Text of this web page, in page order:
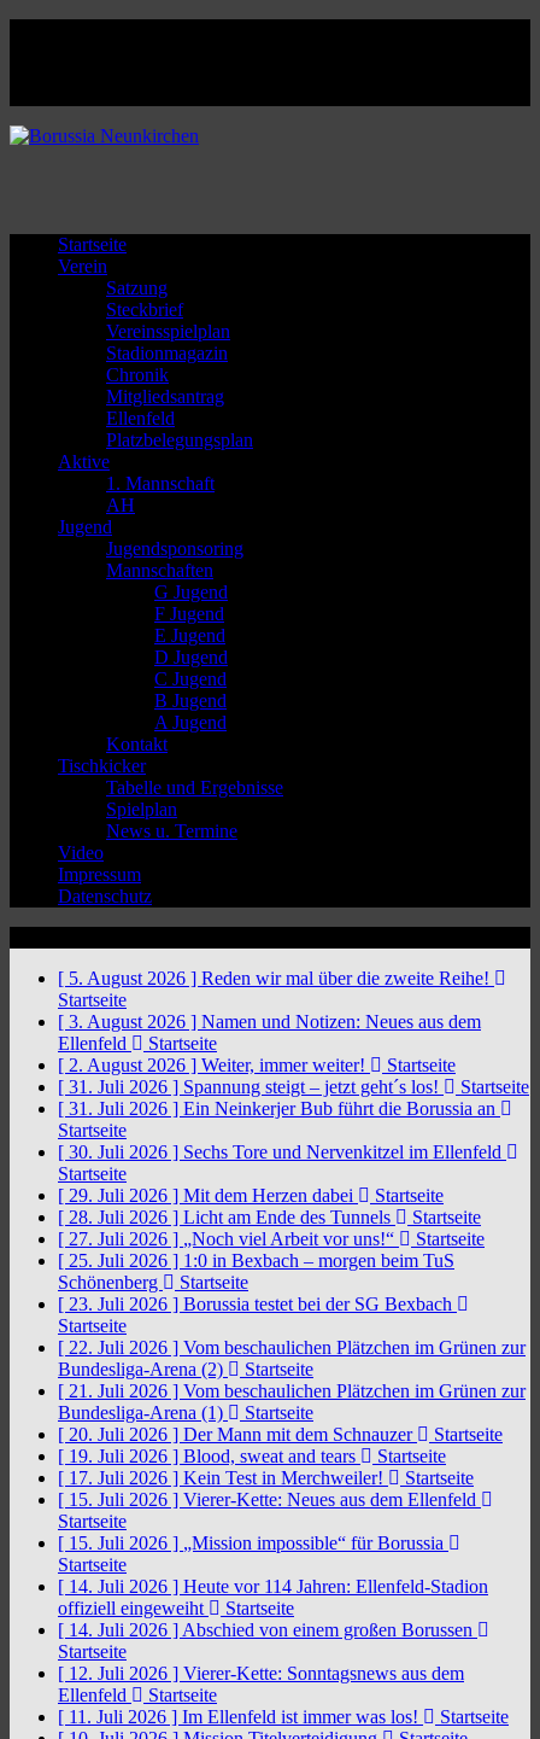
Startseite
Verein
Satzung
Steckbrief
Vereinsspielplan
Stadionmagazin
Chronik
Mitgliedsantrag
Ellenfeld
Platzbelegungsplan
Aktive
1. Mannschaft
AH
Jugend
Jugendsponsoring
Mannschaften
G Jugend
F Jugend
E Jugend
D Jugend
C Jugend
B Jugend
A Jugend
Kontakt
Tischkicker
Tabelle und Ergebnisse
Spielplan
News u. Termine
Video
Impressum
Datenschutz
[ 5. August 2026 ] Reden wir mal über die zweite Reihe!
Startseite
[ 3. August 2026 ] Namen und Notizen: Neues aus dem
Ellenfeld
Startseite
[ 2. August 2026 ] Weiter, immer weiter!
Startseite
[ 31. Juli 2026 ] Spannung steigt – jetzt geht´s los!
Startseite
[ 31. Juli 2026 ] Ein Neinkerjer Bub führt die Borussia an
Startseite
[ 30. Juli 2026 ] Sechs Tore und Nervenkitzel im Ellenfeld
Startseite
[ 29. Juli 2026 ] Mit dem Herzen dabei
Startseite
[ 28. Juli 2026 ] Licht am Ende des Tunnels
Startseite
[ 27. Juli 2026 ] „Noch viel Arbeit vor uns!“
Startseite
[ 25. Juli 2026 ] 1:0 in Bexbach – morgen beim TuS
Schönenberg
Startseite
[ 23. Juli 2026 ] Borussia testet bei der SG Bexbach
Startseite
[ 22. Juli 2026 ] Vom beschaulichen Plätzchen im Grünen zur
Bundesliga-Arena (2)
Startseite
[ 21. Juli 2026 ] Vom beschaulichen Plätzchen im Grünen zur
Bundesliga-Arena (1)
Startseite
[ 20. Juli 2026 ] Der Mann mit dem Schnauzer
Startseite
[ 19. Juli 2026 ] Blood, sweat and tears
Startseite
[ 17. Juli 2026 ] Kein Test in Merchweiler!
Startseite
[ 15. Juli 2026 ] Vierer-Kette: Neues aus dem Ellenfeld
Startseite
[ 15. Juli 2026 ] „Mission impossible“ für Borussia
Startseite
[ 14. Juli 2026 ] Heute vor 114 Jahren: Ellenfeld-Stadion
offiziell eingeweiht
Startseite
[ 14. Juli 2026 ] Abschied von einem großen Borussen
Startseite
[ 12. Juli 2026 ] Vierer-Kette: Sonntagsnews aus dem
Ellenfeld
Startseite
[ 11. Juli 2026 ] Im Ellenfeld ist immer was los!
Startseite